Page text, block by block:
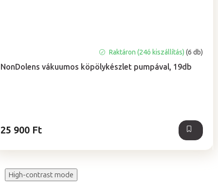
NonDolens vákuumos köpölykészlet pumpával, 19db
átlagos
Raktáron (24ó kiszállítás)(6 db)
25 900 Ft
High-contrast mode